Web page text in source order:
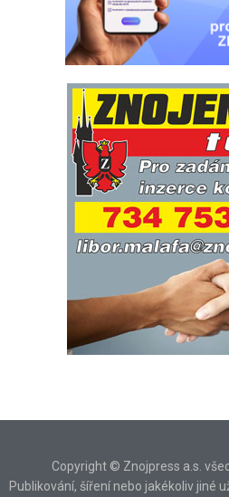
Copyright © Znojpress a.s.
Publikování, šíření nebo jakékoliv jiné